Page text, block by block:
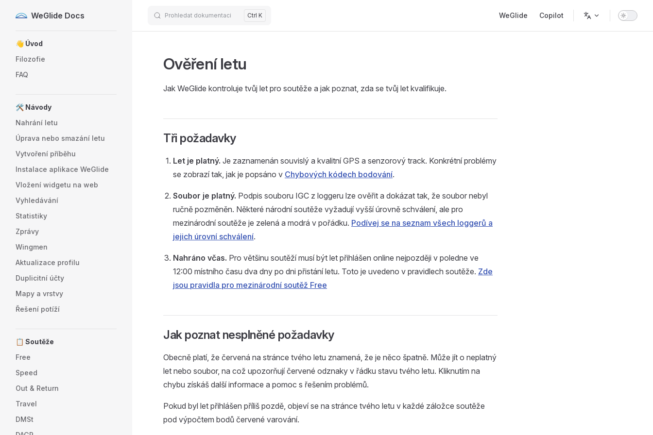
Skip to content
WeGlide Docs Prohledat dokumentaci Ctrl K WeGlide Copilot
Sidebar Navigation
👋 Úvod
Filozofie
FAQ
🛠️ Návody
Nahrání letu
Úprava nebo smazání letu
Vytvoření příběhu
Instalace aplikace WeGlide
Vložení widgetu na web
Vyhledávání
Statistiky
Zprávy
Wingmen
Aktualizace profilu
Duplicitní účty
Mapy a vrstvy
Řešení potíží
📋 Soutěže
Free
Speed
Out & Return
Travel
DMSt
Ověření letu
Jak WeGlide kontroluje tvůj let pro soutěže a jak poznat, zda se tvůj let kvalifikuje.
Tři požadavky
Let je platný. Je zaznamenán souvislý a kvalitní GPS a senzorový track. Konkrétní problémy
se zobrazí tak, jak je popsáno v Chybových kódech bodování.
Soubor je platný. Podpis souboru IGC z loggeru lze ověřit a dokázat tak, že soubor nebyl
ručně pozměněn. Některé národní soutěže vyžadují vyšší úrovně schválení, ale pro
mezinárodní soutěže je zelená a modrá v pořádku. Podívej se na seznam všech loggerů a
jejich úrovní schválení.
Nahráno včas. Pro většinu soutěží musí být let přihlášen online nejpozději v poledne ve
12:00 místního času dva dny po dni přistání letu. Toto je uvedeno v pravidlech soutěže. Zde
jsou pravidla pro mezinárodní soutěž Free
Jak poznat nesplněné požadavky
Obecně platí, že červená na stránce tvého letu znamená, že je něco špatně. Může jít o neplatný
let nebo soubor, na což upozorňují červené odznaky v řádku stavu tvého letu. Kliknutím na
chybu získáš další informace a pomoc s řešením problémů.
Pokud byl let přihlášen příliš pozdě, objeví se na stránce tvého letu v každé záložce soutěže
pod výpočtem bodů červené varování.